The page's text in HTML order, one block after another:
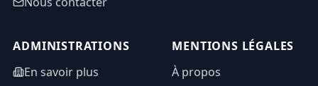
ADMINISTRATIONS
En savoir plus
MENTIONS LÉGALES
À propos